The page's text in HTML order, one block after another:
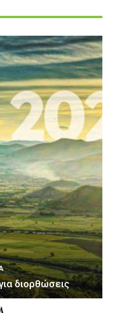
διορθώσεις